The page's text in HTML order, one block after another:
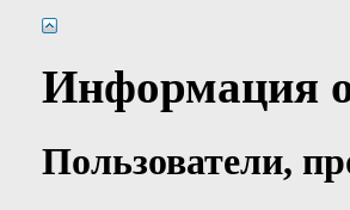
Информация о
Пользователи,